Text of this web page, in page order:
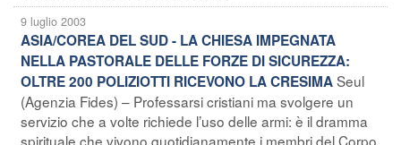
9 luglio 2003
ASIA/COREA DEL SUD - LA CHIESA IMPEGNATA
NELLA PASTORALE DELLE FORZE DI SICUREZZA:
OLTRE 200 POLIZIOTTI RICEVONO LA CRESIMASeul
(Agenzia Fides) – Professarsi cristiani ma svolgere un
servizio che a volte richiede l’uso delle armi: è il dramma
spirituale che vivono quotidianamente i membri del Corpo